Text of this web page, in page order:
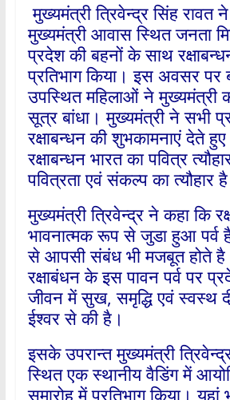
मुख्यमंत्री त्रिवेन्द्र सिंह रावत
मुख्यमंत्री आवास स्थित जनता
प्रदेश की बहनों के साथ
प्रतिभाग किया। इस अवसर पर
उपस्थित महिलाओं ने मुख्यमंत्री
सूत्र बांधा। मुख्यमंत्री ने सभी
रक्षाबन्धन की शुभकामनाएं देते
रक्षाबन्धन भारत का पवित्र
पवित्रता एवं संकल्प का त्यौहार
मुख्यमंत्री त्रिवेन्द्र ने कहा कि
भावनात्मक रूप से जुडा हुआ पर्व
से आपसी संबंध भी मजबूत होते
रक्षाबंधन के इस पावन पर्व पर
जीवन में सुख, समृद्धि एवं स्वस्थ
ईश्वर से की है।
इसके उपरान्त मुख्यमंत्री
स्थित एक स्थानीय वैडिंग में
समारोह में प्रतिभाग किया। यहां